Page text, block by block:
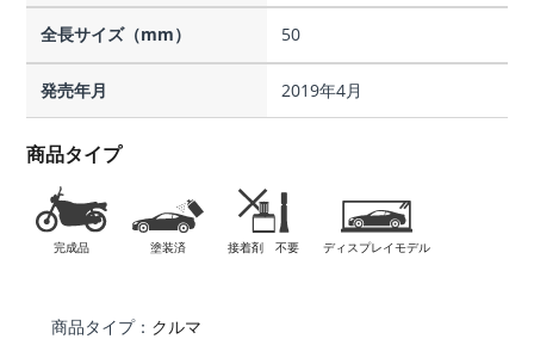
全長サイズ（mm） 50
発売年月 2019年4月
商品タイプ
完成品 塗装済 接着剤 不要 ディスプレイモデル
商品タイプ： クルマ